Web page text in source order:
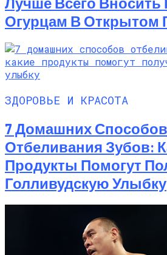
Огурцам В Открытом
ЗДОРОВЬЕ И КРАСОТА
7 Домашних Способов
Отбеливания Зубов:
Продукты Помогут
Голливудскую Улыбку